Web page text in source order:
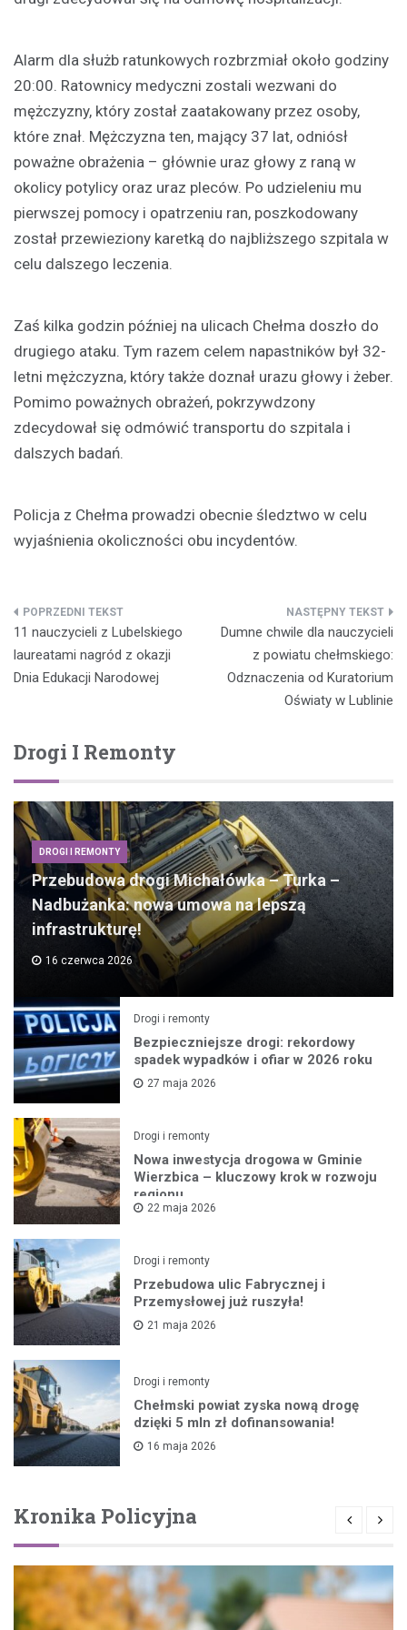
Alarm dla służb ratunkowych rozbrzmiał około godziny
20:00. Ratownicy medyczni zostali wezwani do
mężczyzny, który został zaatakowany przez osoby,
które znał. Mężczyzna ten, mający 37 lat, odniósł
poważne obrażenia – głównie uraz głowy z raną w
okolicy potylicy oraz uraz pleców. Po udzieleniu mu
pierwszej pomocy i opatrzeniu ran, poszkodowany
został przewieziony karetką do najbliższego szpitala w
celu dalszego leczenia.
Zaś kilka godzin później na ulicach Chełma doszło do
drugiego ataku. Tym razem celem napastników był 32-
letni mężczyzna, który także doznał urazu głowy i żeber.
Pomimo poważnych obrażeń, pokrzywdzony
zdecydował się odmówić transportu do szpitala i
dalszych badań.
Policja z Chełma prowadzi obecnie śledztwo w celu
wyjaśnienia okoliczności obu incydentów.
Nawigacja
wpisu
11 nauczycieli z Lubelskiego
laureatami nagród z okazji
Dnia Edukacji Narodowej
Dumne chwile dla nauczycieli
z powiatu chełmskiego:
Odznaczenia od Kuratorium
Oświaty w Lublinie
Drogi I Remonty
DROGI I REMONTY
Przebudowa drogi Michałówka – Turka –
Nadbużanka: nowa umowa na lepszą
infrastrukturę!
16 czerwca 2026
Drogi i remonty
Bezpieczniejsze drogi: rekordowy
spadek wypadków i ofiar w 2026 roku
27 maja 2026
Drogi i remonty
Nowa inwestycja drogowa w Gminie
Wierzbica – kluczowy krok w rozwoju
regionu
22 maja 2026
Drogi i remonty
Przebudowa ulic Fabrycznej i
Przemysłowej już ruszyła!
21 maja 2026
Drogi i remonty
Chełmski powiat zyska nową drogę
dzięki 5 mln zł dofinansowania!
16 maja 2026
Kronika Policyjna